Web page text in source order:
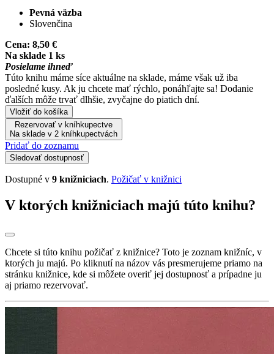
Pevná väzba
Slovenčina
Cena: 8,50 €
Na sklade 1 ks
Posielame ihneď
Túto knihu máme síce aktuálne na sklade, máme však už iba
posledné kusy. Ak ju chcete mať rýchlo, ponáhľajte sa! Dodanie
ďalších môže trvať dlhšie, zvyčajne do piatich dní.
Vložiť do košíka
Rezervovať v kníhkupectve
Na sklade v 2 kníhkupectvách
Pridať do zoznamu
Sledovať dostupnosť
Dostupné v 9 knižniciach. Požičať v knižnici
V ktorých knižniciach majú túto knihu?
Chcete si túto knihu požičať z knižnice? Toto je zoznam knižníc, v
ktorých ju majú. Po kliknutí na názov vás presmerujeme priamo na
stránku knižnice, kde si môžete overiť jej dostupnosť a prípadne ju
aj priamo rezervovať.